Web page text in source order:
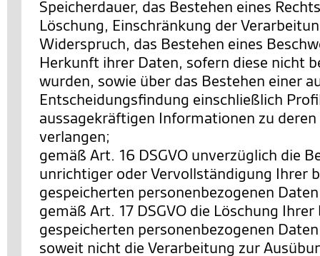
Speicherdauer, das Bestehen eines
Löschung, Einschränkung der
Widerspruch, das Bestehen eines
Herkunft ihrer Daten, sofern diese nicht
wurden, sowie über das Bestehen einer
Entscheidungsfindung einschließlich
aussagekräftigen Informationen zu
verlangen;
gemäß Art. 16 DSGVO unverzüglich die
unrichtiger oder Vervollständigung Ihrer
gespeicherten personenbezogenen
gemäß Art. 17 DSGVO die Löschung Ihrer
gespeicherten personenbezogenen
soweit nicht die Verarbeitung zur